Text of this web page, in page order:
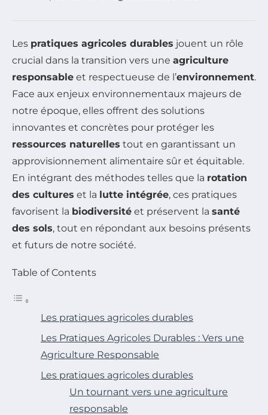
Les pratiques agricoles durables jouent un rôle
crucial dans la transition vers une agriculture
responsable et respectueuse de l’environnement.
Face aux enjeux environnementaux majeurs de
notre époque, elles offrent des solutions
innovantes et concrètes pour protéger les
ressources naturelles tout en garantissant un
approvisionnement alimentaire sûr et équitable.
En intégrant des méthodes telles que la rotation
des cultures et la lutte intégrée, ces pratiques
favorisent la biodiversité et préservent la santé
des sols, tout en répondant aux besoins présents
et futurs de notre société.
Table of Contents
Les pratiques agricoles durables
Les Pratiques Agricoles Durables : Vers une
Agriculture Responsable
Les pratiques agricoles durables
Un tournant vers une agriculture
responsable